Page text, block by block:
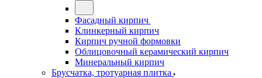
Фасадный кирпич
Клинкерный кирпич
Кирпич ручной формовки
Облицовочный керамический кирпич
Минеральный кирпич
Брусчатка, тротуарная плитка